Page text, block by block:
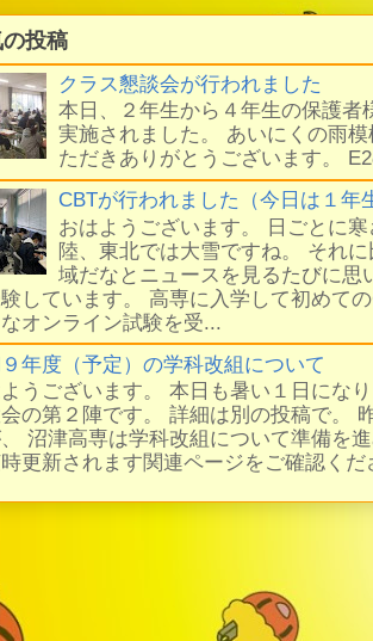
の投稿
クラス懇談会が行われました
本日、２年生から４年生の保護者
実施されました。 あいにくの雨
ただきありがとうございます。
CBTが行われました（今日は１年
おはようございます。 日ごとに
陸、東北では大雪ですね。 それ
域だなとニュースを見るたびに思
しています。 高専に入学して初めて
オンライン試験を受...
年度（予定）の学科改組について
うございます。 本日も暑い１日にな
の第２陣です。 詳細は別の投稿で。
沼津高専は学科改組について準備を
更新されます関連ページをご確認く